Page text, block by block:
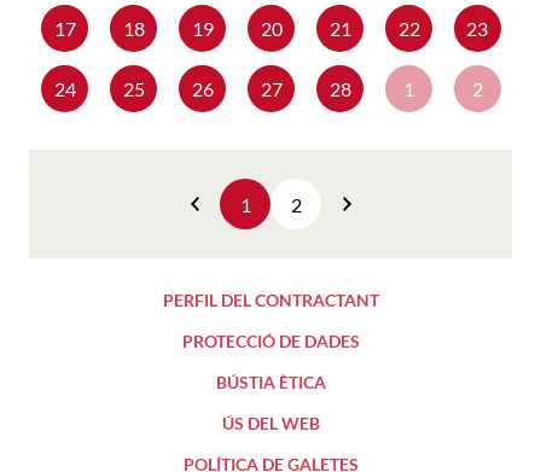
17 18 19 20 21 22 23
24 25 26 27 28 1 2
Anterior
1 2
PERFIL DEL CONTRACTANT
PROTECCIÓ DE DADES
BÚSTIA ÈTICA
ÚS DEL WEB
POLÍTICA DE GALETES